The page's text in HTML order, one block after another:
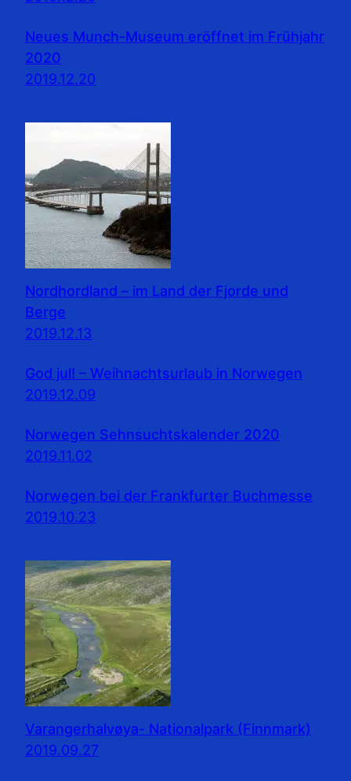
Neues Munch-Museum eröffnet im Frühjahr
2020
2019.12.20
Nordhordland – im Land der Fjorde und
Berge
2019.12.13
God jul! – Weihnachtsurlaub in Norwegen
2019.12.09
Norwegen Sehnsuchtskalender 2020
2019.11.02
Norwegen bei der Frankfurter Buchmesse
2019.10.23
Varangerhalvøya- Nationalpark (Finnmark)
2019.09.27